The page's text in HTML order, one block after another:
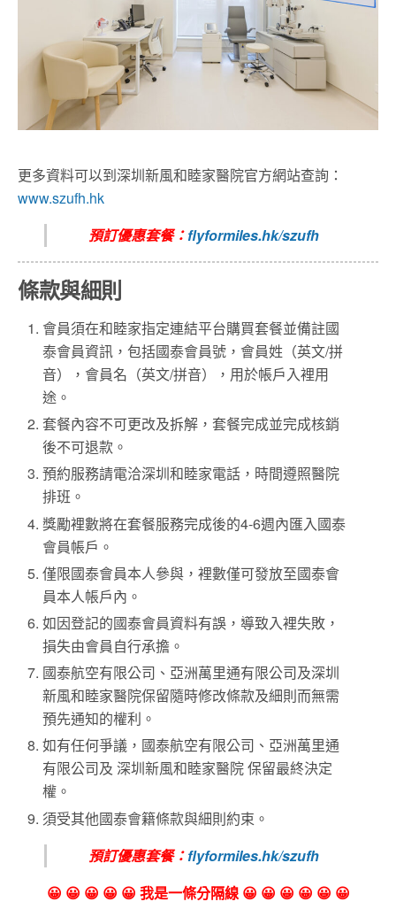
更多資料可以到深圳新風和睦家醫院官方網站查詢：
www.szufh.hk
預訂優惠套餐：flyformiles.hk/szufh
條款與細則
會員須在和睦家指定連結平台購買套餐並備註國
泰會員資訊，包括國泰會員號，會員姓（英文/拼
音），會員名（英文/拼音），用於帳戶入裡用
途。
套餐內容不可更改及拆解，套餐完成並完成核銷
後不可退款。
預約服務請電洽深圳和睦家電話，時間遵照醫院
排班。
獎勵裡數將在套餐服務完成後的4-6週內匯入國泰
會員帳戶。
僅限國泰會員本人參與，裡數僅可發放至國泰會
員本人帳戶內。
如因登記的國泰會員資料有誤，導致入裡失敗，
損失由會員自行承擔。
國泰航空有限公司、亞洲萬里通有限公司及深圳
新風和睦家醫院保留隨時修改條款及細則而無需
預先通知的權利。
如有任何爭議，國泰航空有限公司、亞洲萬里通
有限公司及 深圳新風和睦家醫院 保留最終決定
權。
須受其他國泰會籍條款與細則約束。
預訂優惠套餐：flyformiles.hk/szufh
😀 😀 😀 😀 😀 我是一條分隔線 😀 😀 😀 😀 😀 😀